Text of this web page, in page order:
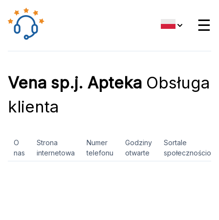
☰
Vena sp.j. Apteka Obsługa
klienta
O
nas
Strona
internetowa
Numer
telefonu
Godziny
otwarte
Sortale